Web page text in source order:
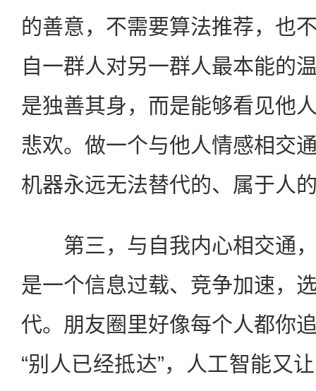
的善意，不需要算法推荐，也
自一群人对另一群人最本能的
是独善其身，而是能够看见他
悲欢。做一个与他人情感相交
机器永远无法替代的、属于人
第三，与自我内心相交通，
是一个信息过载、竞争加速，
代。朋友圈里好像每个人都你
“别人已经抵达”，人工智能又